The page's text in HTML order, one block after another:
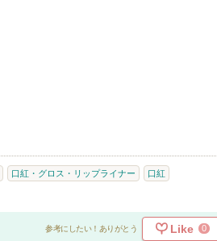
口紅・グロス・リップライナー 口紅
参考にしたい！ありがとう Like 0